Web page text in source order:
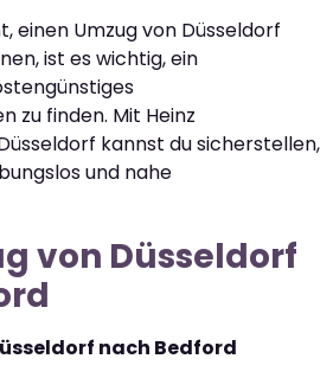
einen Umzug von Düsseldorf
ist es wichtig, ein
zu finden. Mit Heinz
kannst du sicherstellen,
und nahe
von Düsseldorf
nach Bedford